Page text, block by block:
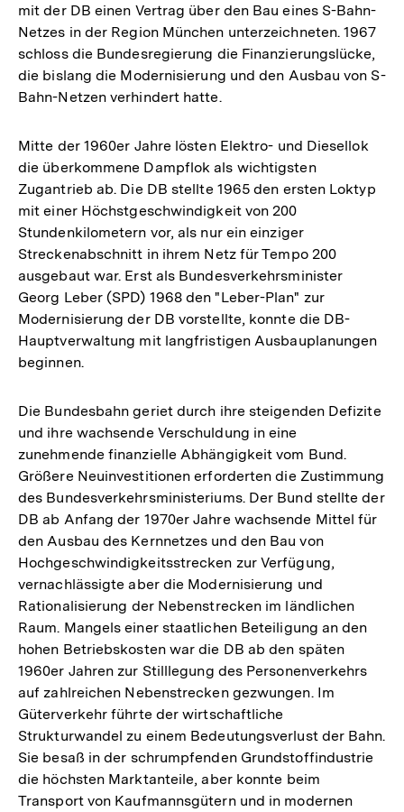
mit der DB einen Vertrag über den Bau eines S-Bahn-
Netzes in der Region München unterzeichneten. 1967
schloss die Bundesregierung die Finanzierungslücke,
die bislang die Modernisierung und den Ausbau von S-
Bahn-Netzen verhindert hatte.
Mitte der 1960er Jahre lösten Elektro- und Diesellok
die überkommene Dampflok als wichtigsten
Zugantrieb ab. Die DB stellte 1965 den ersten Loktyp
mit einer Höchstgeschwindigkeit von 200
Stundenkilometern vor, als nur ein einziger
Streckenabschnitt in ihrem Netz für Tempo 200
ausgebaut war. Erst als Bundesverkehrsminister
Georg Leber (SPD) 1968 den "Leber-Plan" zur
Modernisierung der DB vorstellte, konnte die DB-
Hauptverwaltung mit langfristigen Ausbauplanungen
beginnen.
Die Bundesbahn geriet durch ihre steigenden Defizite
und ihre wachsende Verschuldung in eine
zunehmende finanzielle Abhängigkeit vom Bund.
Größere Neuinvestitionen erforderten die Zustimmung
des Bundesverkehrsministeriums. Der Bund stellte der
DB ab Anfang der 1970er Jahre wachsende Mittel für
den Ausbau des Kernnetzes und den Bau von
Hochgeschwindigkeitsstrecken zur Verfügung,
vernachlässigte aber die Modernisierung und
Rationalisierung der Nebenstrecken im ländlichen
Raum. Mangels einer staatlichen Beteiligung an den
hohen Betriebskosten war die DB ab den späten
1960er Jahren zur Stilllegung des Personenverkehrs
auf zahlreichen Nebenstrecken gezwungen. Im
Güterverkehr führte der wirtschaftliche
Strukturwandel zu einem Bedeutungsverlust der Bahn.
Sie besaß in der schrumpfenden Grundstoffindustrie
die höchsten Marktanteile, aber konnte beim
Transport von Kaufmannsgütern und in modernen